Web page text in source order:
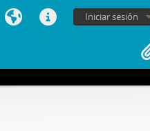
Iniciar sesión